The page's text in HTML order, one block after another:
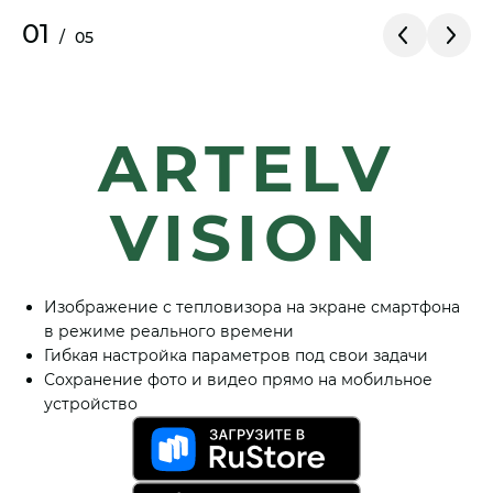
01 / 05
ARTELV
VISION
Изображение с тепловизора на экране смартфона
в режиме реального времени
Гибкая настройка параметров под свои задачи
Сохранение фото и видео прямо на мобильное
устройство